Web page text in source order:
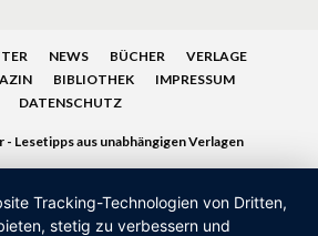
NEWS BÜCHER
VERLAGE
BIBLIOTHEK
IMPRESSUM
DATENSCHUTZ
- Lesetipps aus unabhängigen Verlagen
Tracking-Technologien von Dritten,
stetig zu verbessern und